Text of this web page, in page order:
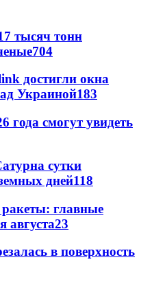
тысяч тонн
704
достигли окна
Украиной183
года смогут увидеть
сутки
дней118
ракеты: главные
августа23
в поверхность